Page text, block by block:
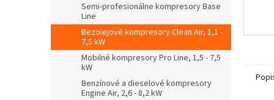
Semi-profesionálne kompresory Base
Line
Bezolejové kompresory Clean Air, 1,1 -
7,5 kW
Mobilné kompresory Pro Line, 1,5 - 7,5
kW
Benzínové a dieselové kompresory
Engine Air, 2,6 - 8,2 kW